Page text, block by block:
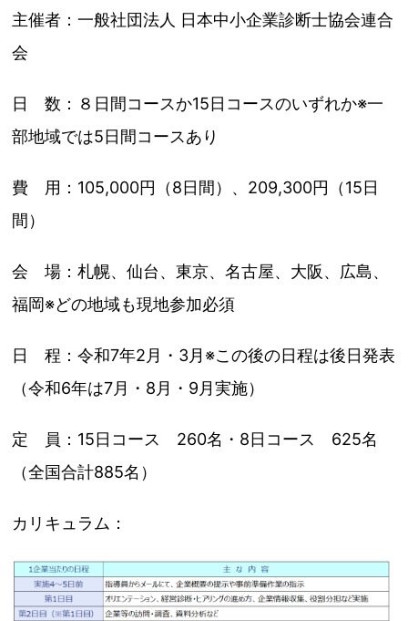
主催者：一般社団法人 日本中小企業診断士協会連合
会
日 数：８日間コースか15日コースのいずれか※一
部地域では5日間コースあり
費 用：105,000円（8日間）、209,300円（15日
間）
会 場：札幌、仙台、東京、名古屋、大阪、広島、
福岡※どの地域も現地参加必須
日 程：令和7年2月・3月※この後の日程は後日発表
（令和6年は7月・8月・9月実施）
定 員：15日コース 260名・8日コース 625名
（全国合計885名）
カリキュラム：